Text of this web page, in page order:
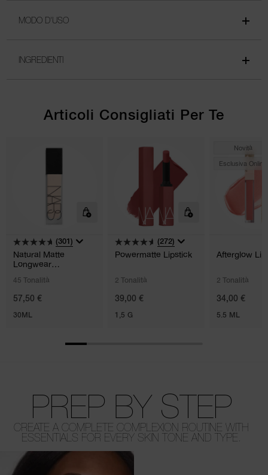
MODO D'USO
INGREDIENTI
Articoli Consigliati Per Te
(301)
Natural Matte
Longwear
45 Tonalità
57,50 €
30ML
(272)
Powermatte Lipstick
2 Tonalità
39,00 €
1,5 G
Novità
Esclusiva Online
Afterglow Lip
2 Tonalità
34,00 €
5.5 ML
PREP BY STEP
CREATE A COMPLETE COMPLEXION ROUTINE WITH
ESSENTIALS FOR EVERY SKIN TONE AND TYPE.